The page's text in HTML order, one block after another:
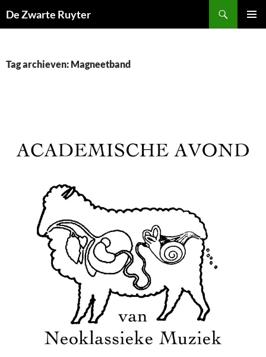
naar
De Zwarte Ruyter
Tag archieven: Magneetband